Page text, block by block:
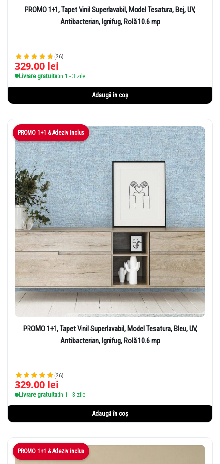
PROMO 1+1, Tapet Vinil Superlavabil, Model Tesatura, Bej, UV,
Antibacterian, Ignifug, Rolă 10.6 mp
(26)
329.00 lei
Livrare gratuita:in 1 - 3 zile
Adaugă în coș
PROMO 1+1 & Adeziv inclus
PROMO 1+1, Tapet Vinil Superlavabil, Model Tesatura, Bleu, UV,
Antibacterian, Ignifug, Rolă 10.6 mp
(26)
329.00 lei
Livrare gratuita:in 1 - 3 zile
Adaugă în coș
PROMO 1+1 & Adeziv inclus